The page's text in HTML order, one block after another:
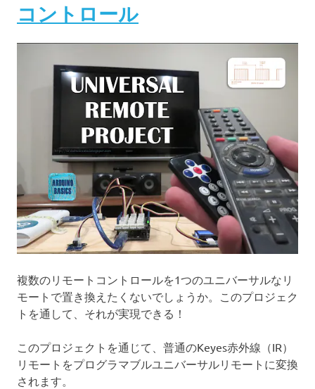
コントロール
複数のリモートコントロールを1つのユニバーサルなリ
モートで置き換えたくないでしょうか。このプロジェク
トを通して、それが実現できる！
このプロジェクトを通じて、普通のKeyes赤外線（IR）
リモートをプログラマブルユニバーサルリモートに変換
されます。